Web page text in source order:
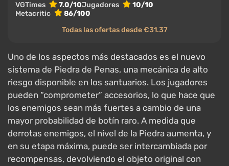
VGTimes 7.0/10Jugadores
10/10
Metacritic
86/100
Todas las ofertas desde €31.37
Uno de los aspectos más destacados es el nuevo
sistema de Piedra de Penas, una mecánica de alto
riesgo disponible en los santuarios. Los jugadores
pueden “comprometer” accesorios, lo que hace que
los enemigos sean más fuertes a cambio de una
mayor probabilidad de botín raro. A medida que
derrotas enemigos, el nivel de la Piedra aumenta, y
en su etapa máxima, puede ser intercambiada por
recompensas, devolviendo el objeto original con